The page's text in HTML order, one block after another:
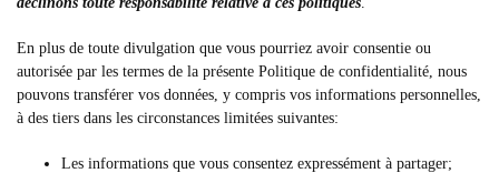
En plus de toute divulgation que vous pourriez avoir consentie ou
autorisée par les termes de la présente Politique de confidentialité, nous
pouvons transférer vos données, y compris vos informations personnelles,
à des tiers dans les circonstances limitées suivantes:
Les informations que vous consentez expressément à partager;